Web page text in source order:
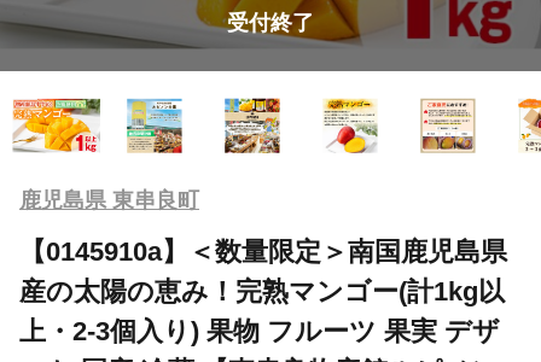
受付終了
鹿児島県 東串良町
【0145910a】＜数量限定＞南国鹿児島県
産の太陽の恵み！完熟マンゴー(計1kg以
上・2-3個入り) 果物 フルーツ 果実 デザ